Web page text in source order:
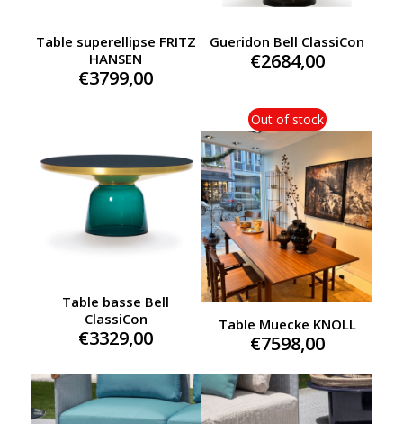
Table superellipse FRITZ
HANSEN
€3799,00
Gueridon Bell ClassiCon
€2684,00
Table basse Bell
ClassiCon
€3329,00
Out of stock
Table Muecke KNOLL
€7598,00